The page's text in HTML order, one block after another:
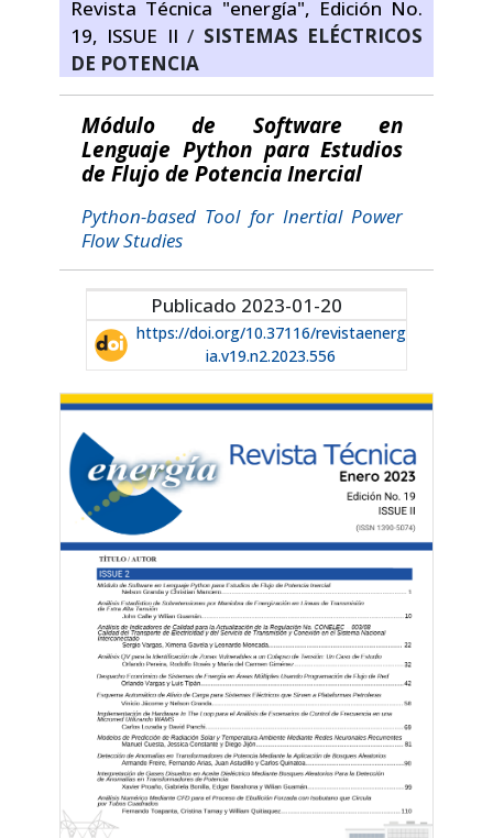
Revista Técnica "energía", Edición No.
19, ISSUE II/ SISTEMAS ELÉCTRICOS
DE POTENCIA
Módulo de Software en
Lenguaje Python para Estudios
de Flujo de Potencia Inercial
Python-based Tool for Inertial Power
Flow Studies
Publicado 2023-01-20
https://doi.org/10.37116/revistaenerg
ia.v19.n2.2023.556